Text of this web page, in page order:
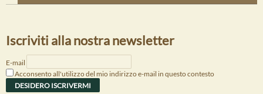
Iscriviti alla nostra newsletter
E-mail
Acconsento all'utilizzo del mio indirizzo e-mail in questo contesto